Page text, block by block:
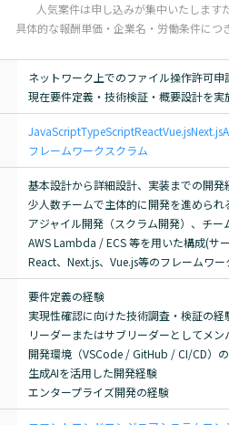
人気案件は申し込みが集中いたします
具体的な報酬単価・企業名・労働条件につ
ネットワーク上でのファイル操作許可申
現在要件定義・技術検証・概要設計を実
JavaScriptTypeScriptReactVue.jsNext.js
フレームワークスクラム
基本設計から詳細設計、実装までの開発
少人数チームで主体的に開発を進められ
アジャイル開発（スクラム開発）、チ
AWS Lambda / ECS 等を用いた構成(サ
React、Next.js、Vue.js等のフレームワ
要件定義の経験
実現性確認に向けた技術調査・検証の経
リーダーまたはサブリーダーとしてメ
開発環境（VSCode / GitHub / CI/CD）
生成AIを活用した開発経験
エンタープライズ開発の経験